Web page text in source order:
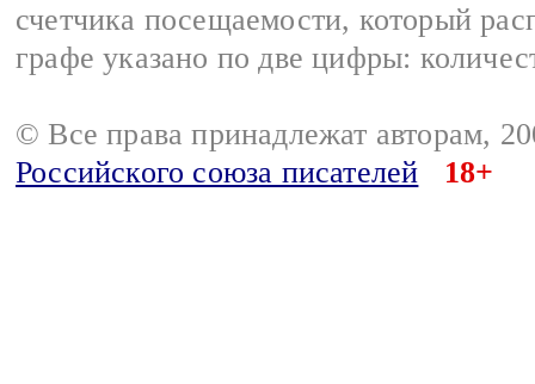
счетчика посещаемости, который
графе указано по две цифры:
© Все права принадлежат авторам,
Российского союза писателей
18+